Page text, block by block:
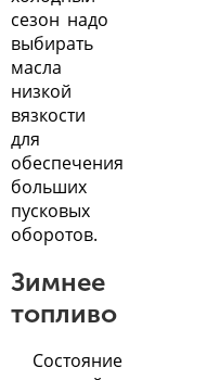
сезон надо
выбирать
масла
низкой
вязкости
для
обеспечения
больших
пусковых
оборотов.
Зимнее
топливо
Состояние